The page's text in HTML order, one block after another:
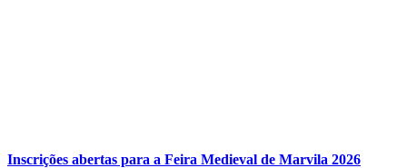
Inscrições abertas para a Feira Medieval de Marvila 2026